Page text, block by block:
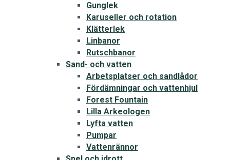
Gunglek
Karuseller och rotation
Klätterlek
Linbanor
Rutschbanor
Sand- och vatten
Arbetsplatser och sandlådor
Fördämningar och vattenhjul
Forest Fountain
Lilla Arkeologen
Lyfta vatten
Pumpar
Vattenrännor